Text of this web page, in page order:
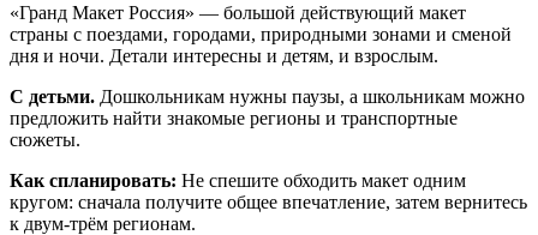
«Гранд Макет Россия» — большой действующий макет
страны с поездами, городами, природными зонами и сменой
дня и ночи. Детали интересны и детям, и взрослым.
С детьми. Дошкольникам нужны паузы, а школьникам можно
предложить найти знакомые регионы и транспортные
сюжеты.
Как спланировать: Не спешите обходить макет одним
кругом: сначала получите общее впечатление, затем вернитесь
к двум-трём регионам.